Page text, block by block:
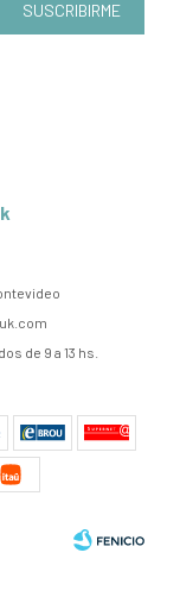
de 9 a 13 hs.
SUSCRIBIRME